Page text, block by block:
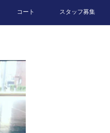
コート スタッフ募集